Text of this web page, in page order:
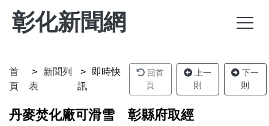
彰化新聞網
首
頁
新聞列
表
即時快
訊
回首
頁
上一
則
下一
則
丹麥焚化廠可滑雪 彰縣府取經